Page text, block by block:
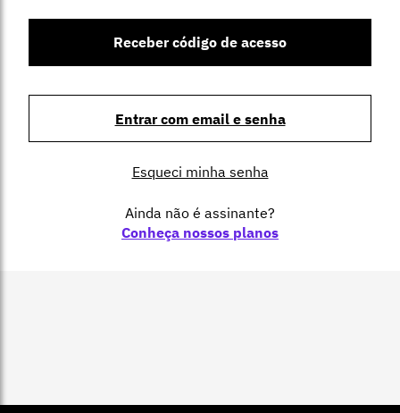
Receber código de acesso
Entrar com email e senha
Esqueci minha senha
Ainda não é assinante?
Conheça nossos planos